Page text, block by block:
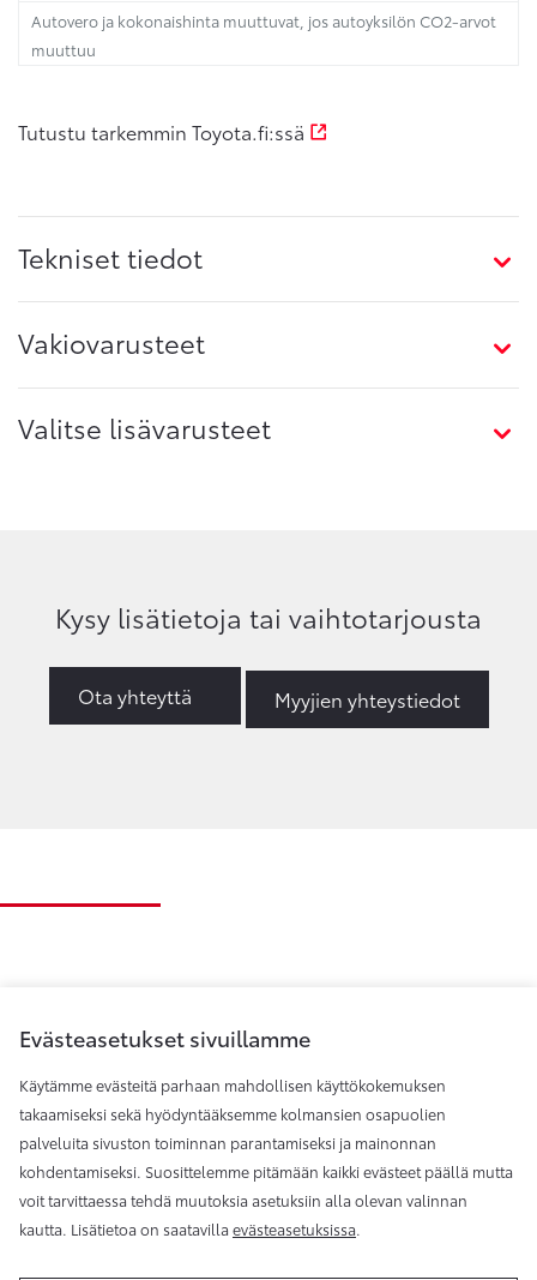
Autovero ja kokonaishinta muuttuvat, jos autoyksilön CO2-arvot
muuttuu
Tutustu tarkemmin Toyota.fi:ssä
Tekniset tiedot
Vakiovarusteet
Valitse lisävarusteet
Kysy lisätietoja tai vaihtotarjousta
Ota yhteyttä Myyjien yhteystiedot
Toyota Helsinki
Evästeasetukset sivuillamme
Käytämme evästeitä parhaan mahdollisen käyttökokemuksen
takaamiseksi sekä hyödyntääksemme kolmansien osapuolien
palveluita sivuston toiminnan parantamiseksi ja mainonnan
kohdentamiseksi. Suosittelemme pitämään kaikki evästeet päällä mutta
voit tarvittaessa tehdä muutoksia asetuksiin alla olevan valinnan
kautta. Lisätietoa on saatavilla evästeasetuksissa.